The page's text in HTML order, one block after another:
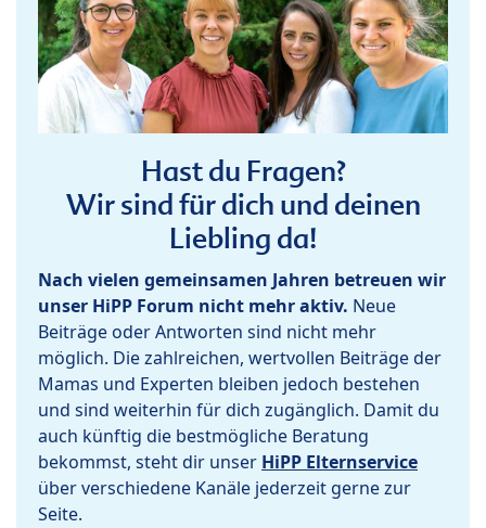
Hast du Fragen?
Wir sind für dich und deinen
Liebling da!
Nach vielen gemeinsamen Jahren betreuen wir
unser HiPP Forum nicht mehr aktiv. Neue
Beiträge oder Antworten sind nicht mehr
möglich. Die zahlreichen, wertvollen Beiträge der
Mamas und Experten bleiben jedoch bestehen
und sind weiterhin für dich zugänglich. Damit du
auch künftig die bestmögliche Beratung
bekommst, steht dir unser HiPP Elternservice
über verschiedene Kanäle jederzeit gerne zur
Seite.